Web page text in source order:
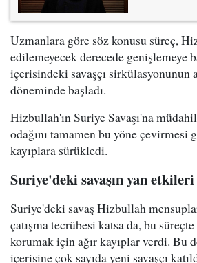
Uzmanlara göre söz konusu süreç,
edilemeyecek derecede genişlemeye
içerisindeki savaşçı sirkülasyonunun
döneminde başladı.
Hizbullah'ın Suriye Savaşı'na
odağını tamamen bu yöne çevirmesi
kayıplara sürükledi.
Suriye'deki savaşın yan etkileri
Suriye'deki savaş Hizbullah
çatışma tecrübesi katsa da, bu
korumak için ağır kayıplar verdi. Bu
içerisine çok sayıda yeni savaşçı